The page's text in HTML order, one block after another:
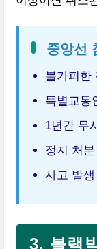
중앙선
불가피한
특별교통
1년간 무
정지 처
사고 발
3. 블랙